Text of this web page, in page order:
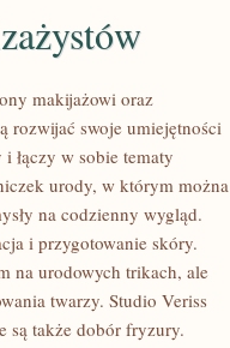
makijażowi oraz
rozwijać swoje umiejętności
łączy w sobie tematy
urody, w którym można
na codzienny wygląd.
i przygotowanie skóry.
na urodowych trikach, ale
twarzy. Studio Veriss
są także dobór fryzury.